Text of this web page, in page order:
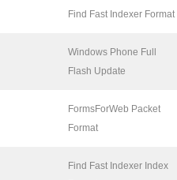
Find Fast Indexer Format
Windows Phone Full
Flash Update
FormsForWeb Packet
Format
Find Fast Indexer Index